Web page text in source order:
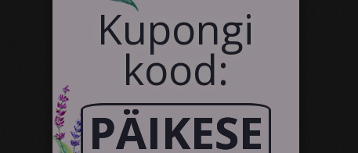
Kupongi
kood:
PÄIKESE